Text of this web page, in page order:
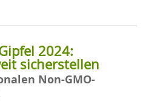
2024:
sicherstellen
Non-GMO-